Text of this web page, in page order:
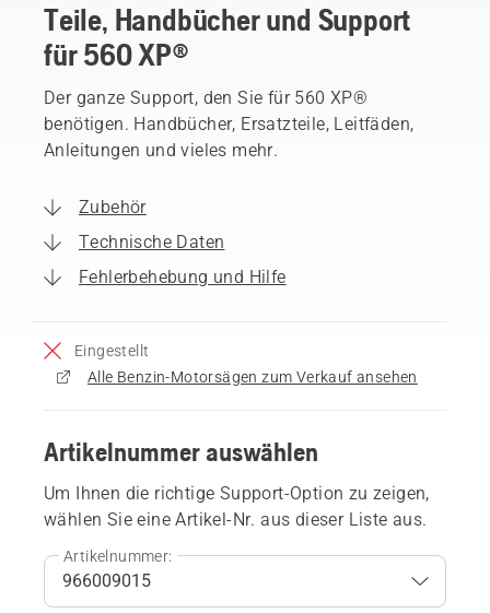
Teile, Handbücher und Support
für 560 XP®
Der ganze Support, den Sie für 560 XP®
benötigen. Handbücher, Ersatzteile, Leitfäden,
Anleitungen und vieles mehr.
Zubehör
Technische Daten
Fehlerbehebung und Hilfe
Eingestellt
Alle Benzin-Motorsägen zum Verkauf ansehen
Artikelnummer auswählen
Um Ihnen die richtige Support-Option zu zeigen,
wählen Sie eine Artikel-Nr. aus dieser Liste aus.
Artikelnummer: